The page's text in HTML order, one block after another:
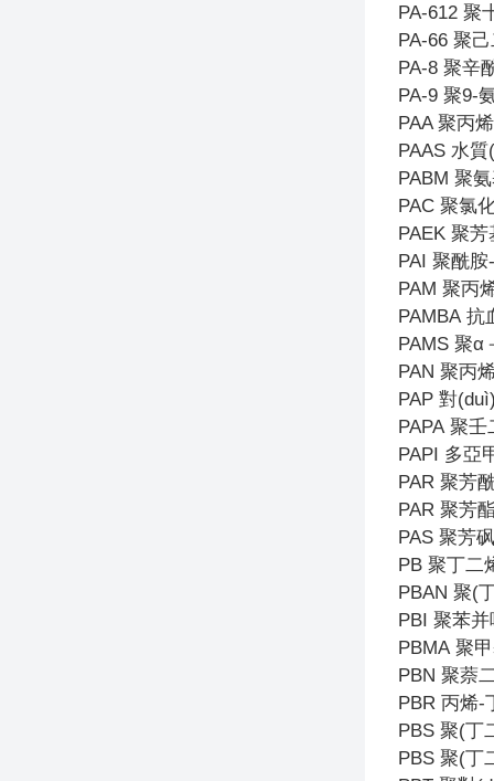
PA-612 聚
PA-66 聚
PA-8 聚辛
PA-9 聚9-
PAA聚丙
PAAS 水質
PABM 聚
PAC 聚氯
PAEK 聚芳
PAI 聚酰胺
PAM 聚丙
PAMBA 抗
PAMS 聚α
PAN 聚丙
PAP 對
PAPA 聚壬
PAPI 多亞
PAR 聚芳
PAR 聚芳
PAS 聚芳
PB 聚丁二
PBAN 聚(
PBI 聚苯并
PBMA 聚
PBN 聚萘
PBR 丙烯-
PBS 聚(丁
PBS 聚(丁